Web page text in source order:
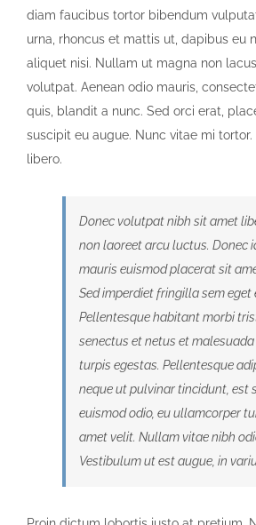
diam faucibus tortor bibendum
urna, rhoncus et mattis ut, dapibus eu
aliquet nisi. Nullam ut magna non
volutpat. Aenean odio mauris,
quis, blandit a nunc. Sed orci erat,
suscipit eu augue. Nunc vitae mi
libero.
Donec volutpat nibh sit amet
non laoreet arcu luctus. Donec
mauris euismod placerat sit
Sed imperdiet fringilla sem eget
Pellentesque habitant morbi
senectus et netus et
turpis egestas. Pellentesque
neque ut pulvinar tincidunt, est
euismod odio, eu ullamcorper
amet velit. Nullam vitae nibh
Vestibulum ut est augue, in